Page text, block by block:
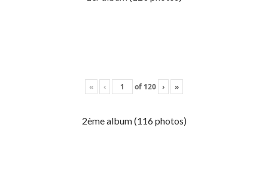
« ‹ of 120 › »
2ème album (116 photos)